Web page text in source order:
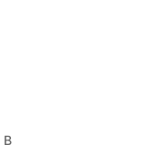
B